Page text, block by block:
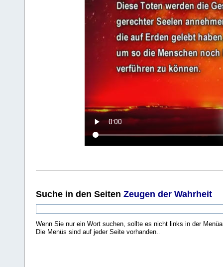
Suche in den Seiten Zeugen der Wahrheit
Wenn Sie nur ein Wort suchen, sollte es nicht links in der
Die Menüs sind auf jeder Seite vorhanden..